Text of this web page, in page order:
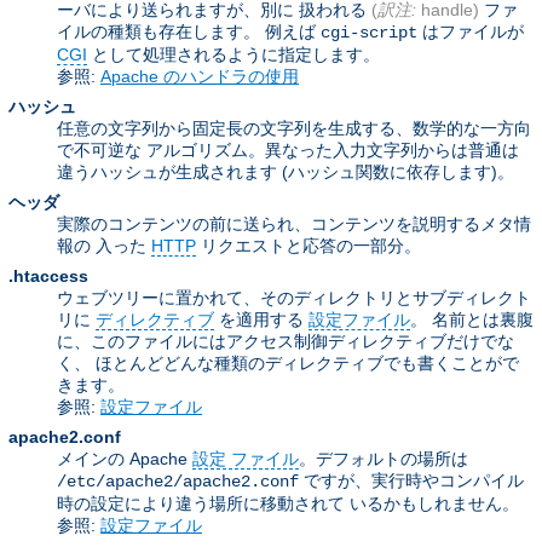
ーバにより送られますが、別に 扱われる (訳注: handle) ファ
イルの種類も存在します。 例えば cgi-script はファイルが
CGI として処理されるように指定します。
参照: Apache のハンドラの使用
ハッシュ
任意の文字列から固定長の文字列を生成する、数学的な一方向
で不可逆な アルゴリズム。異なった入力文字列からは普通は
違うハッシュが生成されます (ハッシュ関数に依存します)。
ヘッダ
実際のコンテンツの前に送られ、コンテンツを説明するメタ情
報の 入った HTTP リクエストと応答の一部分。
.htaccess
ウェブツリーに置かれて、そのディレクトリとサブディレクト
リに ディレクティブ を適用する 設定ファイル。 名前とは裏腹
に、このファイルにはアクセス制御ディレクティブだけでな
く、 ほとんどどんな種類のディレクティブでも書くことがで
きます。
参照: 設定ファイル
apache2.conf
メインの Apache 設定 ファイル。デフォルトの場所は
/etc/apache2/apache2.conf ですが、実行時やコンパイル
時の設定により違う場所に移動されて いるかもしれません。
参照: 設定ファイル